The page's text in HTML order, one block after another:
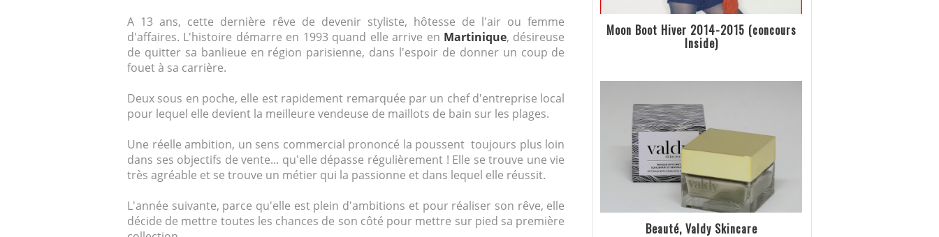
A 13 ans, cette dernière rêve de devenir styliste, hôtesse de l'air ou femme
d'affaires. L'histoire démarre en 1993 quand elle arrive en Martinique, désireuse
de quitter sa banlieue en région parisienne, dans l'espoir de donner un coup de
fouet à sa carrière.
Deux sous en poche, elle est rapidement remarquée par un chef d'entreprise local
pour lequel elle devient la meilleure vendeuse de maillots de bain sur les plages.
Une réelle ambition, un sens commercial prononcé la poussent toujours plus loin
dans ses objectifs de vente... qu'elle dépasse régulièrement ! Elle se trouve une vie
très agréable et se trouve un métier qui la passionne et dans lequel elle réussit.
L'année suivante, parce qu'elle est plein d'ambitions et pour réaliser son rêve, elle
décide de mettre toutes les chances de son côté pour mettre sur pied sa première
Moon Boot Hiver 2014-2015 (concours
Inside)
Beauté, Valdy Skincare